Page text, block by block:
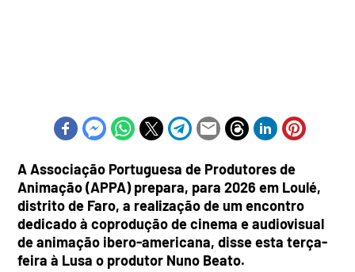
A Associação Portuguesa de Produtores de
Animação (APPA) prepara, para 2026 em Loulé,
distrito de Faro, a realização de um encontro
dedicado à coprodução de cinema e audiovisual
de animação ibero-americana, disse esta terça-
feira à Lusa o produtor Nuno Beato.